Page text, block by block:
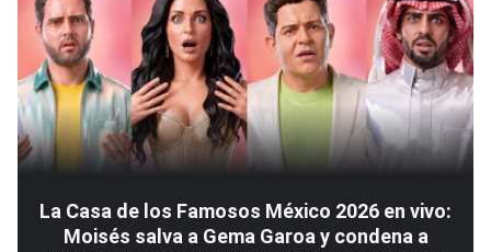
La Casa de los Famosos México 2026 en vivo:
Moisés salva a Gema Garoa y condena a